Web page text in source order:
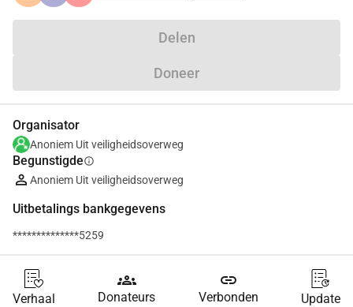
Delen
Doneer
Organisator
Anoniem Uit veiligheidsoverweg
Begunstigdeinfo
Anoniem Uit veiligheidsoverweg
Uitbetalings bankgegevens
**************5259
Verhaal
groups
Donateurs
link
Verbonden Update